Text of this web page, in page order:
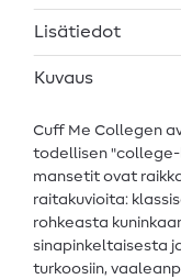
Lisätiedot
Kuvaus
Cuff Me Collegen
todellisen "college-
mansetit ovat
raitakuvioita:
rohkeasta
sinapinkeltaisesta
turkoosiin,